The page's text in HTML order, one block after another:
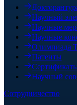
Научный
Научные
Научные
Олимпиада
Патенты
Научный
Сотрудничество